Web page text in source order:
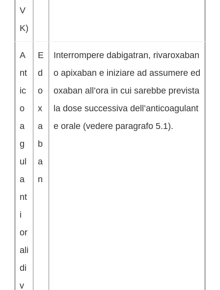
V
K)
A
nt
ic
o
a
g
ul
a
nt
i
or
ali
di
v
E
d
o
x
a
b
a
n
Interrompere dabigatran, rivaroxaban
o apixaban e iniziare ad assumere ed
oxaban all’ora in cui sarebbe prevista
la dose successiva dell’anticoagulant
e orale (vedere paragrafo 5.1).